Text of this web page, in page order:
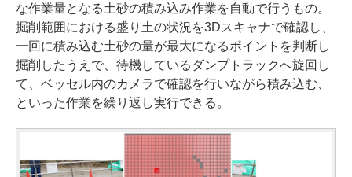
な作業量となる土砂の積み込み作業を自動で行うもの。
掘削範囲における盛り土の状況を3Dスキャナで確認し、
一回に積み込む土砂の量が最大になるポイントを判断し
掘削したうえで、待機しているダンプトラックへ旋回し
て、ベッセル内のカメラで確認を行いながら積み込む、
といった作業を繰り返し実行できる。